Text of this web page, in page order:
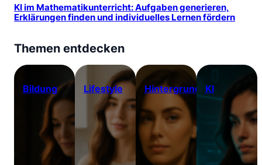
KI im Mathematikunterricht: Aufgaben generieren,
Erklärungen finden und individuelles Lernen fördern
Themen entdecken
Bildung Lifestyle Hintergrundwissen
KI